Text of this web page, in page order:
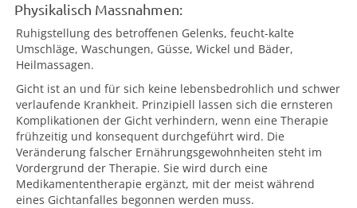
Physikalisch Massnahmen:
Ruhigstellung des betroffenen Gelenks, feucht-kalte
Umschläge, Waschungen, Güsse, Wickel und Bäder,
Heilmassagen.
Gicht ist an und für sich keine lebensbedrohlich und schwer
verlaufende Krankheit. Prinzipiell lassen sich die ernsteren
Komplikationen der Gicht verhindern, wenn eine Therapie
frühzeitig und konsequent durchgeführt wird. Die
Veränderung falscher Ernährungsgewohnheiten steht im
Vordergrund der Therapie. Sie wird durch eine
Medikamententherapie ergänzt, mit der meist während
eines Gichtanfalles begonnen werden muss.